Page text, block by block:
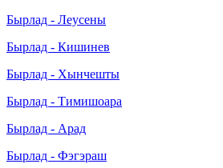
Бырлад - Леусены
Бырлад - Кишинев
Бырлад - Хынчешты
Бырлад - Тимишоара
Бырлад - Арад
Бырлад - Фэгэраш